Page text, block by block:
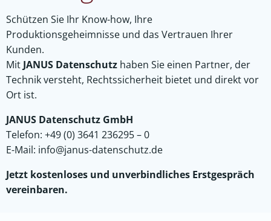
Schützen Sie Ihr Know-how, Ihre
Produktionsgeheimnisse und das Vertrauen Ihrer
Kunden.
Mit JANUS Datenschutz haben Sie einen Partner, der
Technik versteht, Rechtssicherheit bietet und direkt vor
Ort ist.
JANUS Datenschutz GmbH
Telefon: +49 (0) 3641 236295 – 0
E-Mail: info@janus-datenschutz.de
Jetzt kostenloses und unverbindliches Erstgespräch
vereinbaren.